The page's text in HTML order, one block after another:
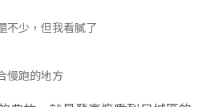
不少，但我看膩了
慢跑的地方